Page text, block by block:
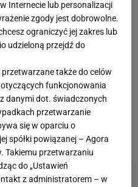
Rozpoznasz bajkę po
Internecie lub personalizacji
zgody jest dobrowolne.
ograniczyć jej zakres lub
udzieloną przejdź do
także do celów
funkcjonowania
danymi dot. świadczonych
przetwarzanie
się w oparciu o
spółki powiązanej – Agora
Takiemu przetwarzaniu
do „Ustawień
z administratorem – w